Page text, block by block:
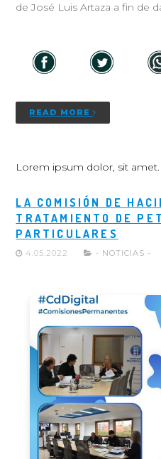
de José Luis Artaza a fin de
READ MORE
Lorem ipsum dolor, sit amet.
LA COMISIÓN DE
TRATAMIENTO DE
PARTICULARES
4.05.2022 - NOTICIAS -